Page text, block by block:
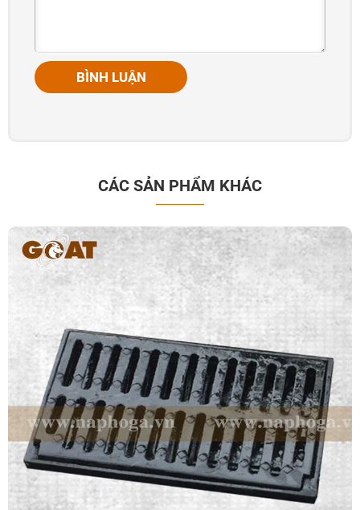
BÌNH LUẬN
CÁC SẢN PHẨM KHÁC